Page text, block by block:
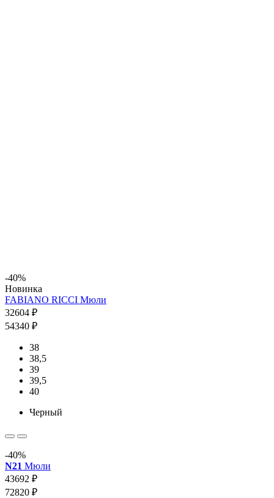
-40%
Новинка
FABIANO RICCI Мюли
32604 ₽
54340 ₽
38
38,5
39
39,5
40
Черный
-40%
N21 Мюли
43692 ₽
72820 ₽